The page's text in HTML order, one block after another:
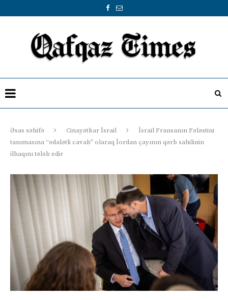
Əsas səhifə Cinayətkar İsrail
İsrail Fransanın Fələstini
tanımasına “ədalətli cavab” olaraq İordan çayının qərb sahilinin
ilhaqını tələb edir